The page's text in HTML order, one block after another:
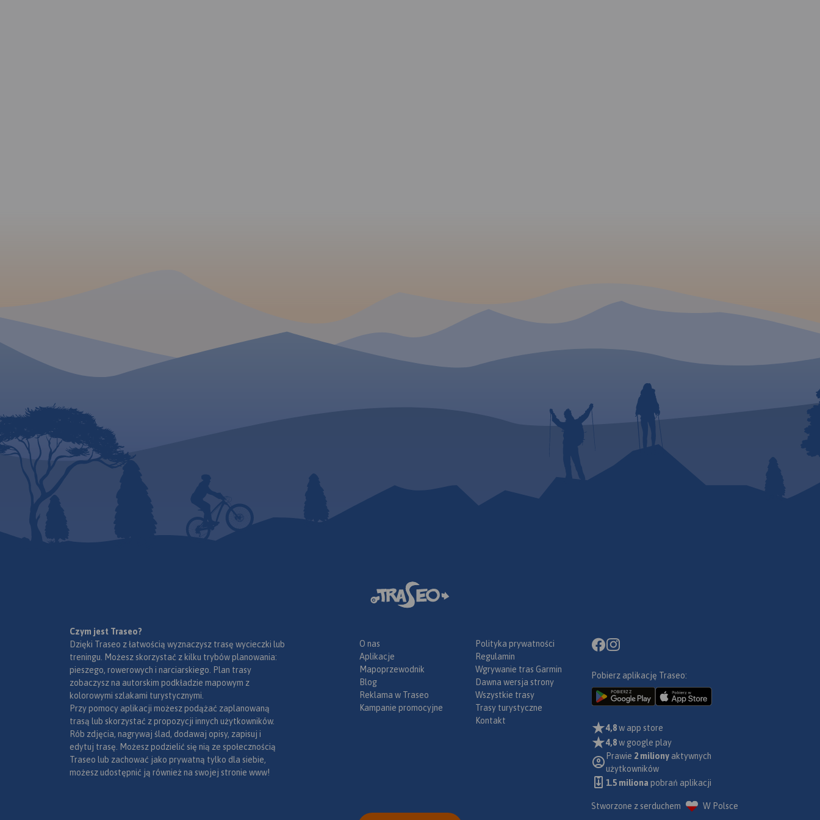
Czym jest Traseo?
Dzięki Traseo z łatwością wyznaczysz trasę wycieczki lub
treningu. Możesz skorzystać z kilku trybów planowania:
pieszego, rowerowych i narciarskiego. Plan trasy
zobaczysz na autorskim podkładzie mapowym z
kolorowymi szlakami turystycznymi.
Przy pomocy aplikacji możesz podążać zaplanowaną
trasą lub skorzystać z propozycji innych użytkowników.
Rób zdjęcia, nagrywaj ślad, dodawaj opisy, zapisuj i
edytuj trasę. Możesz podzielić się nią ze społecznością
Traseo lub zachować jako prywatną tylko dla siebie,
możesz udostępnić ją również na swojej stronie www!
O nas
Aplikacje
Mapoprzewodnik
Blog
Reklama w Traseo
Kampanie promocyjne
Polityka prywatności
Regulamin
Wgrywanie tras Garmin
Dawna wersja strony
Wszystkie trasy
Trasy turystyczne
Kontakt
Pobierz aplikację Traseo:
4,8w app store
4,8w google play
Prawie 2 miliony aktywnych
użytkowników
1.5 miliona pobrań aplikacji
Stworzone z serduchem W Polsce